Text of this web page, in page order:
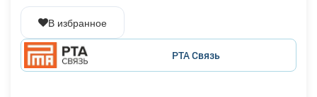
Товары
В избранное
РТА Связь